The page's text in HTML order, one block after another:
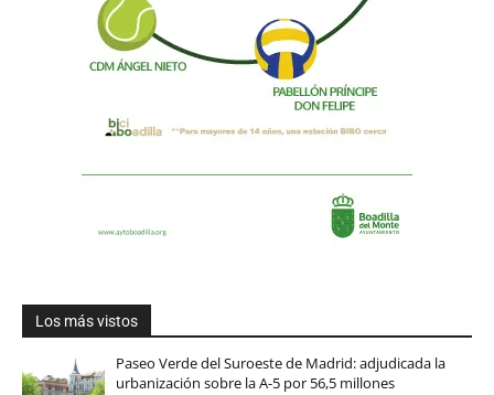
Los más vistos
Paseo Verde del Suroeste de Madrid: adjudicada la
urbanización sobre la A-5 por 56,5 millones